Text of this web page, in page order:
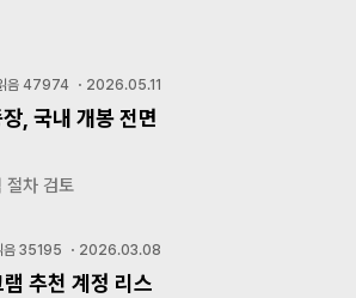
음 47974・ 2026.05.11
, 국내 개봉 전면
절차 검토
음 35195 ・ 2026.03.08
추천 계정 리스